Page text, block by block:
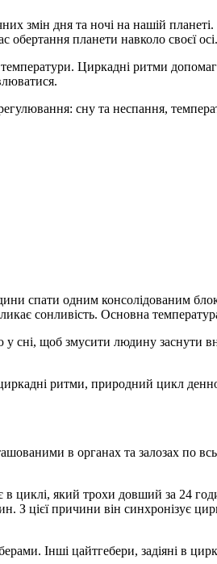
змін дня та ночі на нашій
обертання планети навколо своєї осі.
Циркадні ритми
сну та неспання,
спати одним консолідованим
сонливість. Основна
сні, щоб змусити людину заснути
ритми, природний цикл
в органах та залозах по
в циклі, який трохи довший за 24
цієї причини він синхронізує
Інші цайтгебери, задіяні в